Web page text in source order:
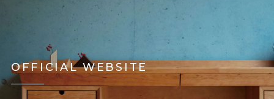
OFFICIAL WEBSITE